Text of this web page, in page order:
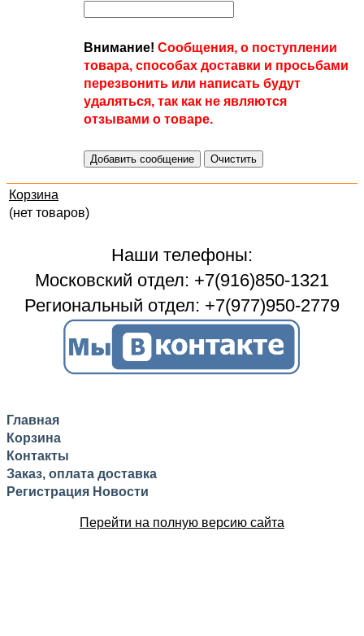
Внимание! Сообщения, о поступлении
товара, способах доставки и просьбами
перезвонить или написать будут
удаляться, так как не являются
отзывами о товаре.
Корзина
(нет товаров)
Наши телефоны:
Московский отдел: +7(916)850-1321
Региональный отдел: +7(977)950-2779
Главная
Корзина
Контакты
Заказ, оплата доставка
Регистрация Новости
Перейти на полную версию сайта